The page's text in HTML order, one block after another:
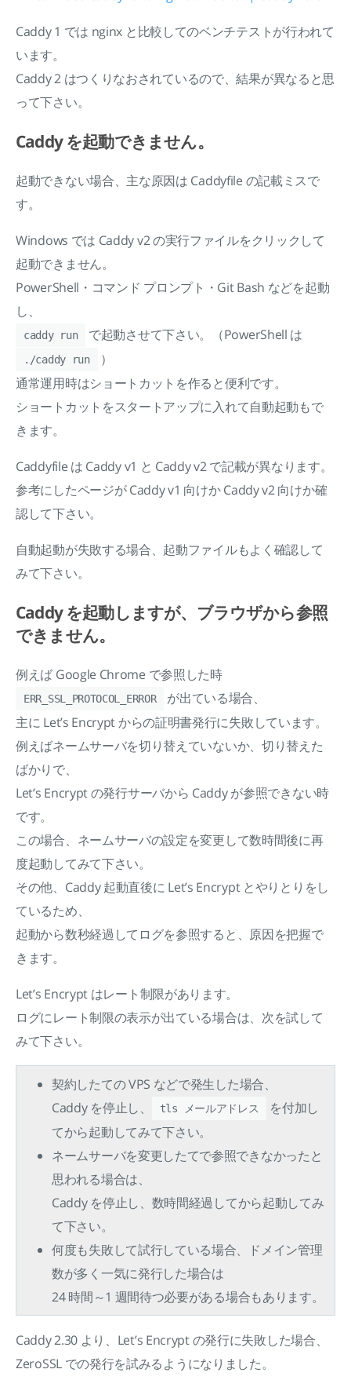
Caddy 1 では nginx と比較してのベンチテストが行われて
います。
Caddy 2 はつくりなおされているので、結果が異なると思
って下さい。
Caddy を起動できません。
起動できない場合、主な原因は Caddyfile の記載ミスで
す。
Windows では Caddy v2 の実行ファイルをクリックして
起動できません。
PowerShell・コマンド プロンプト・Git Bash などを起動
し、
caddy run で起動させて下さい。（PowerShell は
./caddy run
）
通常運用時はショートカットを作ると便利です。
ショートカットをスタートアップに入れて自動起動もで
きます。
Caddyfile は Caddy v1 と Caddy v2 で記載が異なります。
参考にしたページが Caddy v1 向けか Caddy v2 向けか確
認して下さい。
自動起動が失敗する場合、起動ファイルもよく確認して
みて下さい。
Caddy を起動しますが、ブラウザから参照
できません。
例えば Google Chrome で参照した時
ERR_SSL_PROTOCOL_ERROR
が出ている場合、
主に Let’s Encrypt からの証明書発行に失敗しています。
例えばネームサーバを切り替えていないか、切り替えた
ばかりで、
Let’s Encrypt の発行サーバから Caddy が参照できない時
です。
この場合、ネームサーバの設定を変更して数時間後に再
度起動してみて下さい。
その他、Caddy 起動直後に Let’s Encrypt とやりとりをし
ているため、
起動から数秒経過してログを参照すると、原因を把握で
きます。
Let’s Encrypt はレート制限があります。
ログにレート制限の表示が出ている場合は、次を試して
みて下さい。
契約したての VPS などで発生した場合、
Caddy を停止し、
tls メールアドレス
を付加し
てから起動してみて下さい。
ネームサーバを変更したてで参照できなかったと
思われる場合は、
Caddy を停止し、数時間経過してから起動してみ
て下さい。
何度も失敗して試行している場合、ドメイン管理
数が多く一気に発行した場合は
24 時間～1 週間待つ必要がある場合もあります。
Caddy 2.30 より、Let’s Encrypt の発行に失敗した場合、
ZeroSSL での発行を試みるようになりました。